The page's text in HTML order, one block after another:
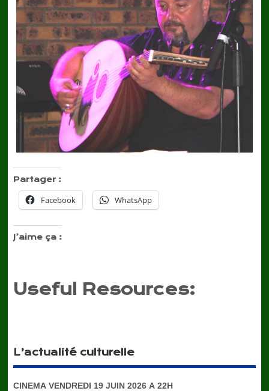
Partager :
Facebook WhatsApp
J’aime ça :
Useful Resources:
L’actualité culturelle
CINEMA VENDREDI 19 JUIN 2026 A 22H